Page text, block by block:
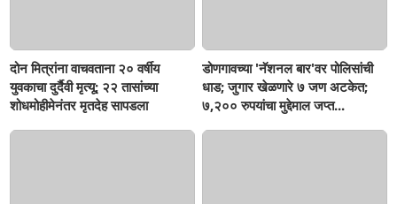
दोन मित्रांना वाचवताना २० वर्षीय
युवकाचा दुर्दैवी मृत्यू; २२ तासांच्या
शोधमोहीमेनंतर मृतदेह सापडला
डोणगावच्या 'नॅशनल बार'वर पोलिसांची
धाड; जुगार खेळणारे ७ जण अटकेत;
७,२०० रुपयांचा मुद्देमाल जप्त...